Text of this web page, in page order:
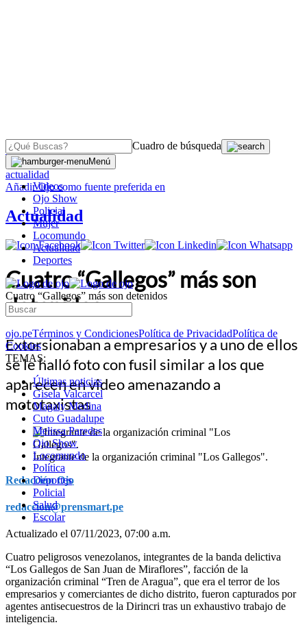
Cuadro de búsqueda
Menú
Videos
Ojo Show
Policial
Mujer
Locomundo
Actualidad
Deportes
Cuatro “Gallegos” más son detenidos
ojo.peTérminos y CondicionesPolítica de PrivacidadPolítica de
Cookies
TEMAS:
Últimas noticias
Gisela Valcarcel
Magaly Medina
Cuto Guadalupe
Melissa Paredes
Ojo Show
Locomundo
Política
Deportes
Policial
Salud
Escolar
OJO
actualidad
AñadirOjocomo fuente preferida en
Actualidad
Cuatro “Gallegos” más son
detenidos
Extorsionaban a empresarios y a uno de ellos
se le halló foto con fusil similar a los que
aparecen en video amenazando a
mototaxistas
Integrante de la organización criminal "Los Gallegos".
Redacción Ojo
redaccion@prensmart.pe
Actualizado el 07/11/2023, 07:00 a.m.
Cuatro peligrosos venezolanos, integrantes de la banda delictiva
“Los Gallegos de San Juan de Miraflores”, facción de la
organización criminal “Tren de Aragua”, que era el terror de los
empresarios y comerciantes de dicho distrito, fueron capturados por
agentes antisecuestros de la Dirincri tras un exhaustivo trabajo de
inteligencia.